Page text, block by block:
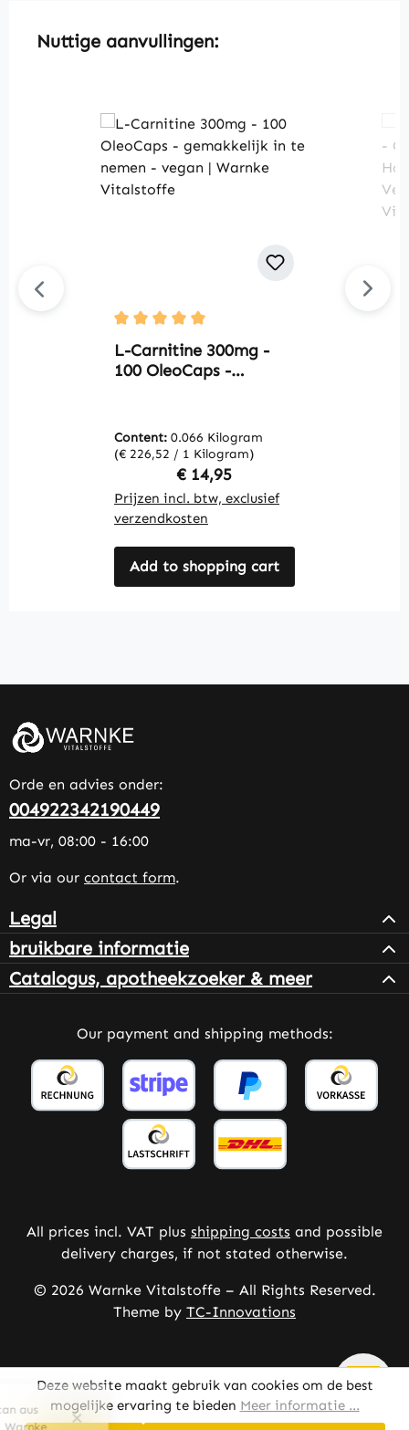
Skip product gallery
Nuttige aanvullingen:
Average rating of 5 out of 5 stars
L-Carnitine 300mg -
100 OleoCaps -
Warnke Vitalstoffe
Content: 0.066 Kilogram
(€ 226,52 / 1 Kilogram)
Regular price:
€ 14,95
Prijzen incl. btw, exclusief
verzendkosten
Add to shopping cart
Orde en advies onder:
004922342190449
ma-vr, 08:00 - 16:00
Or via our contact form.
Legal
bruikbare informatie
Catalogus, apotheekzoeker & meer
Our payment and shipping methods:
All prices incl. VAT plus shipping costs and possible
delivery charges, if not stated otherwise.
© 2026 Warnke Vitalstoffe – All Rights Reserved.
Theme by TC-Innovations
Deze website maakt gebruik van cookies om de best
mogelijke ervaring te bieden Meer informatie ...